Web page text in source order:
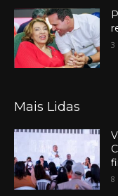
3
Mais Lidas
8